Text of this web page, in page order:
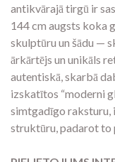
antikvārajā tirgū ir
144 cm augsts koka
skulptūru un šādu —
ārkārtējs un unikāls
autentiskā, skarbā
izskatītos “moderni
simtgadīgo raksturu,
struktūru, padarot to